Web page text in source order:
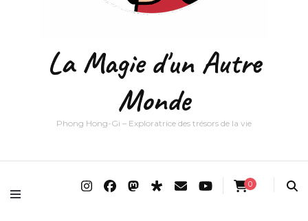
La Magie d'un Autre
Monde
Phong Hong-Gi – Exploratrice des trésors de la vie
0